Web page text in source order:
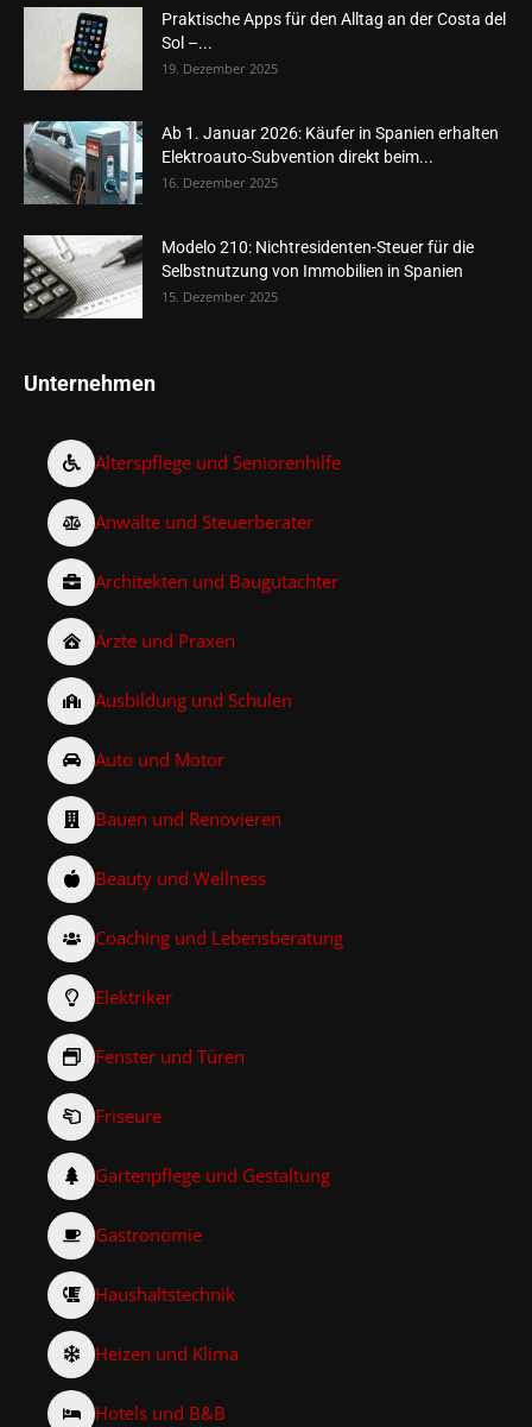
Praktische Apps für den Alltag an der Costa del
Sol –...
19. Dezember 2025
Ab 1. Januar 2026: Käufer in Spanien erhalten
Elektroauto-Subvention direkt beim...
16. Dezember 2025
Modelo 210: Nichtresidenten-Steuer für die
Selbstnutzung von Immobilien in Spanien
15. Dezember 2025
Unternehmen
Alterspflege und Seniorenhilfe
Anwälte und Steuerberater
Architekten und Baugutachter
Ärzte und Praxen
Ausbildung und Schulen
Auto und Motor
Bauen und Renovieren
Beauty und Wellness
Coaching und Lebensberatung
Elektriker
Fenster und Türen
Friseure
Gartenpflege und Gestaltung
Gastronomie
Haushaltstechnik
Heizen und Klima
Hotels und B&B